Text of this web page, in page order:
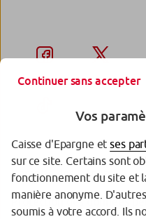
Garantie des Dépôts
Protection des données
Continuer sans accepter
Vos
Caisse d'Epargne etses
sur ce site. Certains sont
fonctionnement du site et
manière anonyme.
soumis à votre accord. Ils